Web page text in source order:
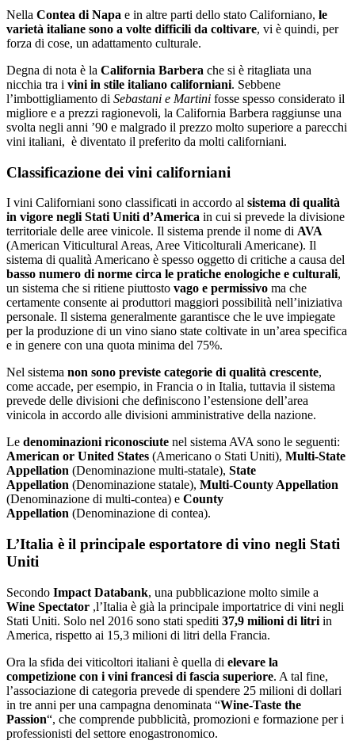
Nella Contea di Napa e in altre parti dello stato Californiano, le
varietà italiane sono a volte difficili da coltivare, vi è quindi, per
forza di cose, un adattamento culturale.
Degna di nota è la California Barbera che si è ritagliata una
nicchia tra i vini in stile italiano californiani. Sebbene
l’imbottigliamento di Sebastani e Martini fosse spesso considerato il
migliore e a prezzi ragionevoli, la California Barbera raggiunse una
svolta negli anni ’90 e malgrado il prezzo molto superiore a parecchi
vini italiani, è diventato il preferito da molti californiani.
Classificazione dei vini californiani
I vini Californiani sono classificati in accordo al sistema di qualità
in vigore negli Stati Uniti d’America in cui si prevede la divisione
territoriale delle aree vinicole. Il sistema prende il nome di AVA
(American Viticultural Areas, Aree Viticolturali Americane). Il
sistema di qualità Americano è spesso oggetto di critiche a causa del
basso numero di norme circa le pratiche enologiche e culturali,
un sistema che si ritiene piuttosto vago e permissivo ma che
certamente consente ai produttori maggiori possibilità nell’iniziativa
personale. Il sistema generalmente garantisce che le uve impiegate
per la produzione di un vino siano state coltivate in un’area specifica
e in genere con una quota minima del 75%.
Nel sistema non sono previste categorie di qualità crescente,
come accade, per esempio, in Francia o in Italia, tuttavia il sistema
prevede delle divisioni che definiscono l’estensione dell’area
vinicola in accordo alle divisioni amministrative della nazione.
Le denominazioni riconosciute nel sistema AVA sono le seguenti:
American or United States (Americano o Stati Uniti), Multi-State
Appellation (Denominazione multi-statale), State
Appellation (Denominazione statale), Multi-County Appellation
(Denominazione di multi-contea) e County
Appellation (Denominazione di contea).
L’Italia è il principale esportatore di vino negli Stati
Uniti
Secondo Impact Databank, una pubblicazione molto simile a
Wine Spectator ,l’Italia è già la principale importatrice di vini negli
Stati Uniti. Solo nel 2016 sono stati spediti 37,9 milioni di litri in
America, rispetto ai 15,3 milioni di litri della Francia.
Ora la sfida dei viticoltori italiani è quella di elevare la
competizione con i vini francesi di fascia superiore. A tal fine,
l’associazione di categoria prevede di spendere 25 milioni di dollari
in tre anni per una campagna denominata “Wine-Taste the
Passion“, che comprende pubblicità, promozioni e formazione per i
professionisti del settore enogastronomico.